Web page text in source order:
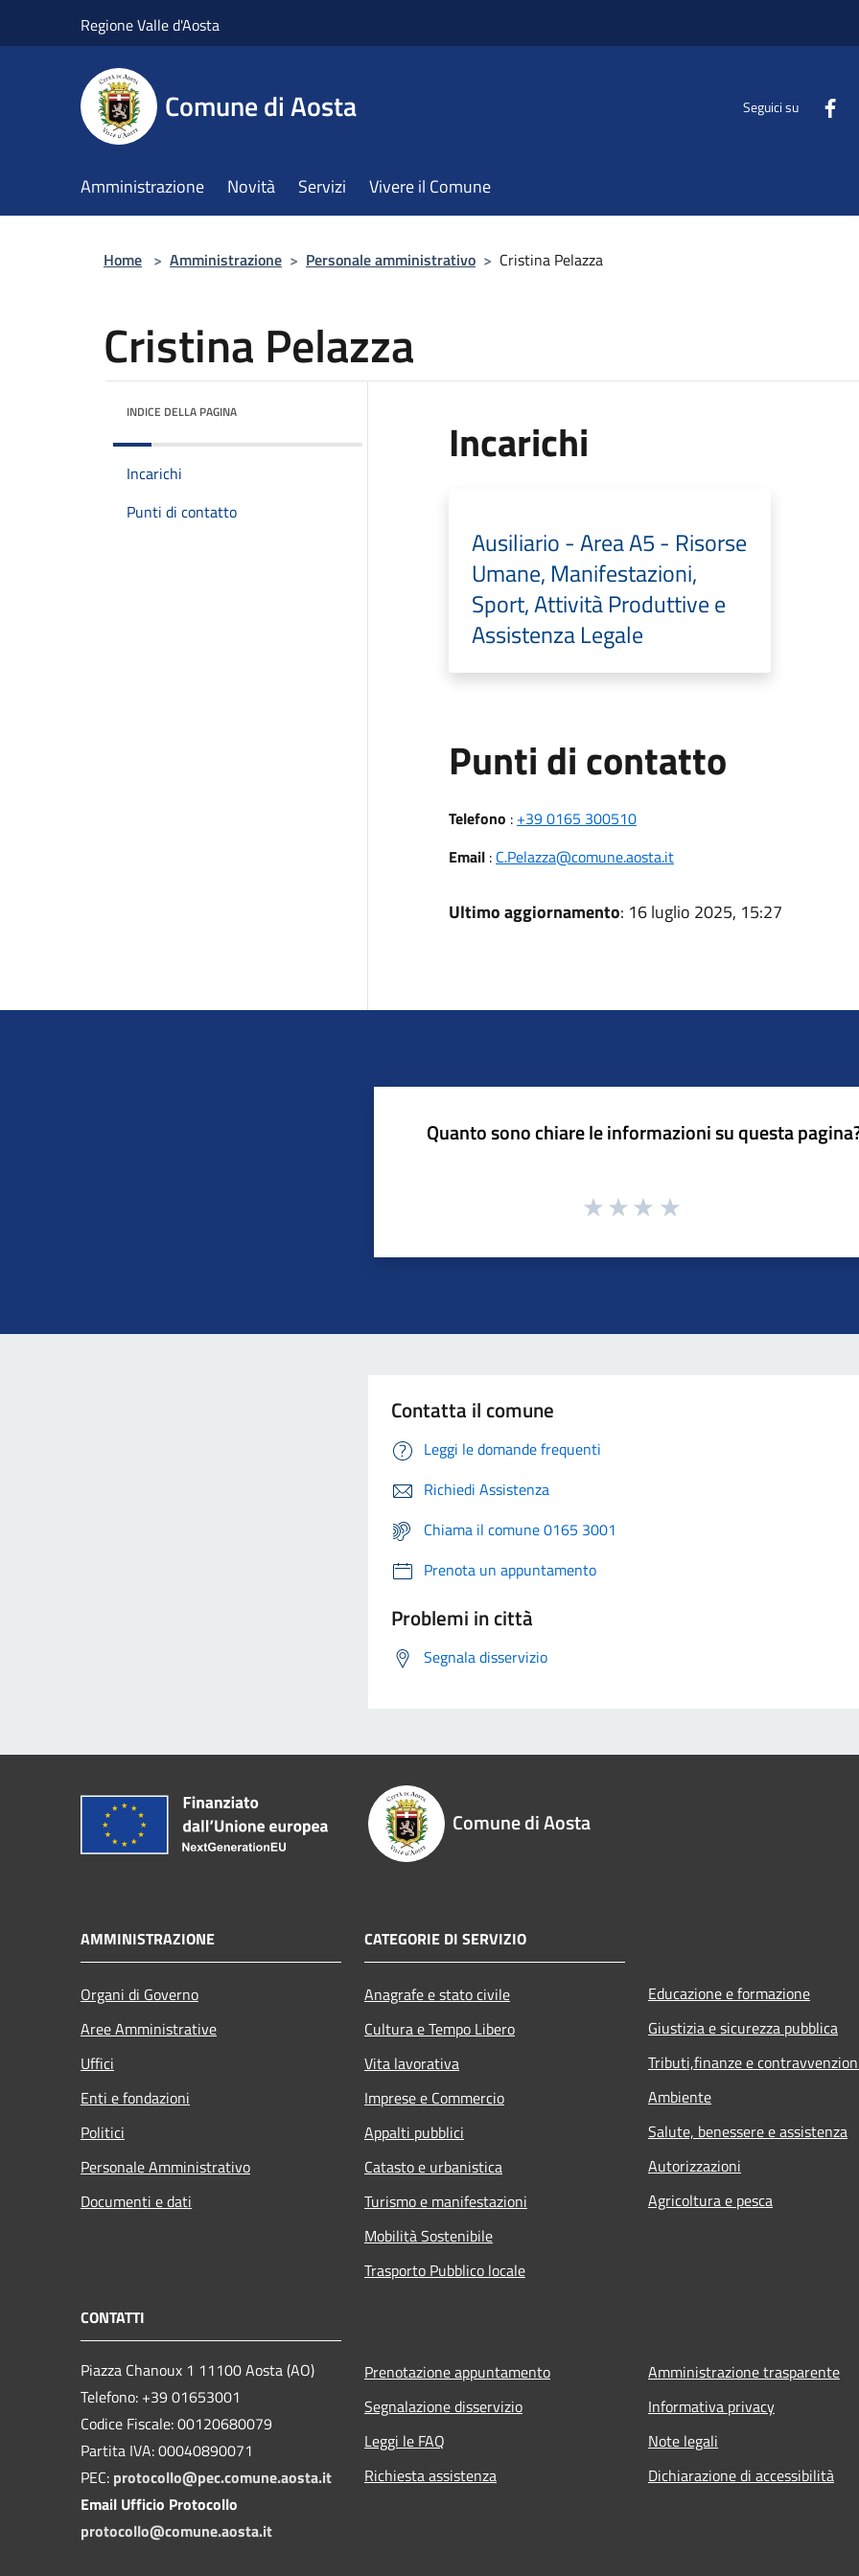
Regione Valle d'Aosta
Comune di Aosta Seguici su
Amministrazione Novità Servizi Vivere il Comune
Home > Amministrazione > Personale amministrativo > Cristina Pelazza
Cristina Pelazza
INDICE DELLA PAGINA
Incarichi
Punti di contatto
Incarichi
Ausiliario - Area A5 - Risorse
Umane, Manifestazioni,
Sport, Attività Produttive e
Assistenza Legale
Punti di contatto
Telefono : +39 0165 300510
Email: C.Pelazza@comune.aosta.it
Ultimo aggiornamento: 16 luglio 2025, 15:27
Quanto sono chiare le informazioni su questa
Contatta il comune
Leggi le domande frequenti
Richiedi Assistenza
Chiama il comune 0165 3001
Prenota un appuntamento
Problemi in città
Segnala disservizio
Comune di Aosta
AMMINISTRAZIONE
Organi di Governo
Aree Amministrative
Uffici
Enti e fondazioni
Politici
Personale Amministrativo
Documenti e dati
CATEGORIE DI SERVIZIO
Anagrafe e stato civile
Cultura e Tempo Libero
Vita lavorativa
Imprese e Commercio
Appalti pubblici
Catasto e urbanistica
Turismo e manifestazioni
Mobilità Sostenibile
Trasporto Pubblico locale
Educazione e formazione
Giustizia e sicurezza pubblica
Tributi,finanze e
Ambiente
Salute, benessere e assistenza
Autorizzazioni
Agricoltura e pesca
CONTATTI
Piazza Chanoux 1 11100 Aosta (AO)
Telefono: +39 01653001
Codice Fiscale: 00120680079
Partita IVA: 00040890071
PEC: protocollo@pec.comune.aosta.it
Email Ufficio Protocollo
protocollo@comune.aosta.it
Prenotazione appuntamento
Segnalazione disservizio
Leggi le FAQ
Richiesta assistenza
Amministrazione trasparente
Informativa privacy
Note legali
Dichiarazione di accessibilità